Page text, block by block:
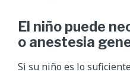
El niño puede
o anestesia
Si su niño es lo